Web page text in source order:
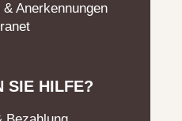
Anerkennungen
SIE HILFE?